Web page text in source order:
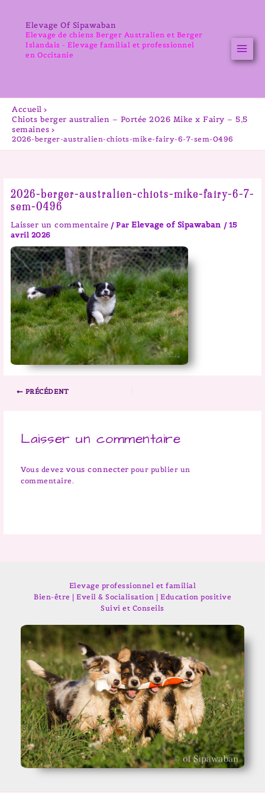
contenuElevage Of Sipawaban
Elevage de chiens Berger Australien et Berger
Islandais - Elevage familial et professionnel
en Occitanie
Accueil
Chiots berger australien – Portée 2026 Mike x Fairy – 5,5
semaines
2026-berger-australien-chiots-mike-fairy-6-7-sem-0496
2026-berger-australien-chiots-mike-fairy-6-7-
sem-0496
Laisser un commentaire / ParElevage of Sipawaban / 15
avril 2026
PRÉCÉDENT
Laisser un commentaire
Vous devez vous connecter pour publier un
commentaire.
Elevage professionnel et familial
Bien-être | Eveil & Socialisation | Education positive
Suivi et Conseils